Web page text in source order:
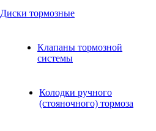
Диски тормозные
Клапаны тормозной
системы
Колодки ручного
(стояночного) тормоза